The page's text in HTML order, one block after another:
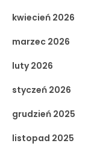
kwiecień 2026
marzec 2026
luty 2026
styczeń 2026
grudzień 2025
listopad 2025